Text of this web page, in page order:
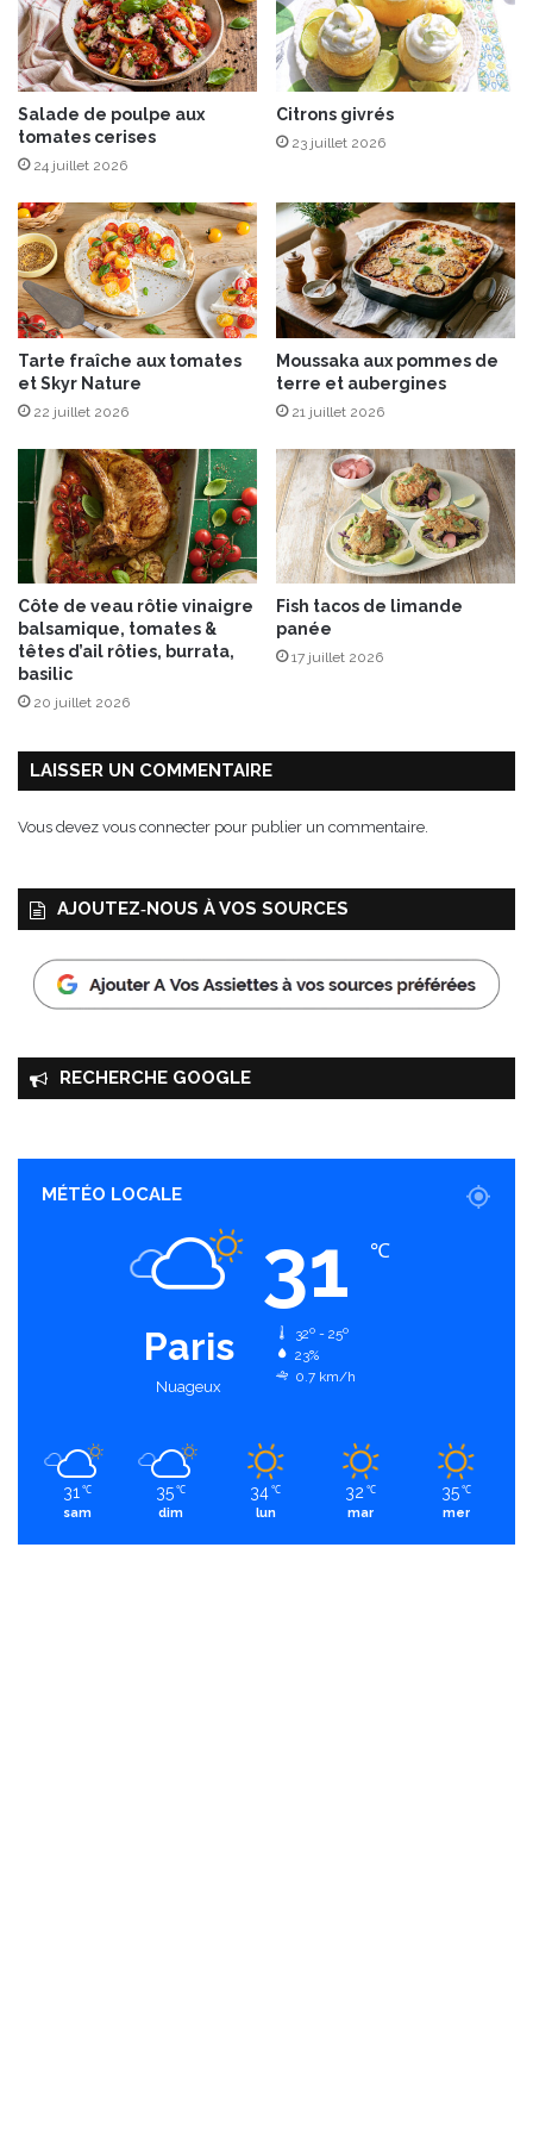
v
a
n
i
l
l
e
t
N
u
t
e
l
a
®
Salade de poulpe aux
tomates cerises
24 juillet 2026
Citrons givrés
23 juillet 2026
Tarte fraîche aux tomates
et Skyr Nature
22 juillet 2026
Moussaka aux pommes de
terre et aubergines
21 juillet 2026
Côte de veau rôtie vinaigre
balsamique, tomates &
têtes d’ail rôties, burrata,
basilic
20 juillet 2026
Fish tacos de limande
panée
17 juillet 2026
LAISSER UN COMMENTAIRE
Vous devez vous connecter pour publier un commentaire.
AJOUTEZ‑NOUS À VOS SOURCES
RECHERCHE GOOGLE
MÉTÉO LOCALE
Paris
Nuageux
31 ℃
32º - 25º
23%
0.7 km/h
31 ℃
sam
35 ℃
dim
34 ℃
lun
32 ℃
mar
35 ℃
mer